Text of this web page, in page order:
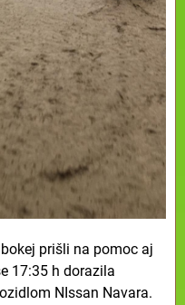
prišli na pomoc aj
17:35 h dorazila
NIssan Navara.